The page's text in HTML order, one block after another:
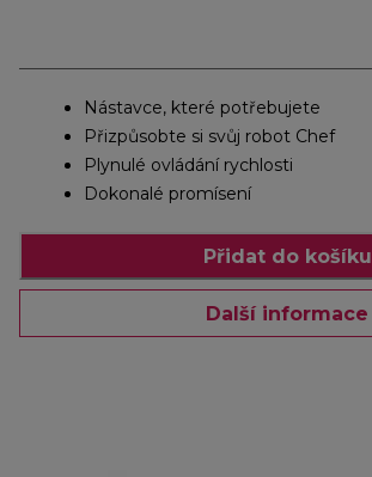
Nástavce, které potřebujete
Přizpůsobte si svůj robot Chef
Plynulé ovládání rychlosti
Dokonalé promísení
Přidat do košíku
Další informace